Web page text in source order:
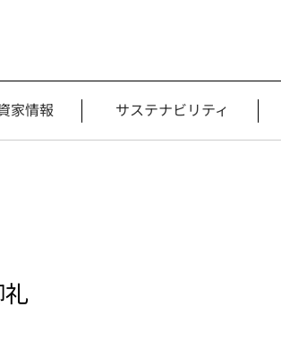
家情報 サステナビリティ